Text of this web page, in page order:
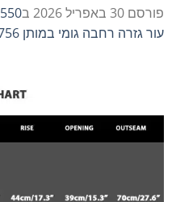
פורסם 30 באפריל 2026 ב550 × 658
עור גזרה רחבה גומי במותן 756